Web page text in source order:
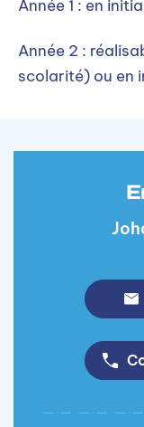
Année 1 : en
Année 2 :
scolarité) ou en